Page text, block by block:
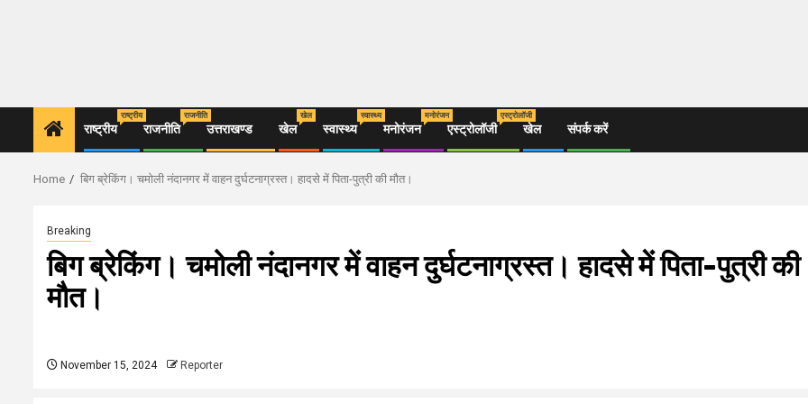
राष्ट्रीय
राष्ट्रीय
राजनीति
राजनीति
उत्तराखण्ड खेल
खेल
स्वास्थ्य
स्वास्थ्य
मनोरंजन
मनोरंजन
एस्ट्रोलॉजी
एस्ट्रोलॉजी
खेल संपर्क करें
Home बिग ब्रेकिंग। चमोली नंदानगर में वाहन दुर्घटनाग्रस्त। हादसे में पिता-पुत्री की मौत।
Breaking
बिग ब्रेकिंग। चमोली नंदानगर में वाहन दुर्घटनाग्रस्त। हादसे में पिता-पुत्री की
मौत।
November 15, 2024 Reporter